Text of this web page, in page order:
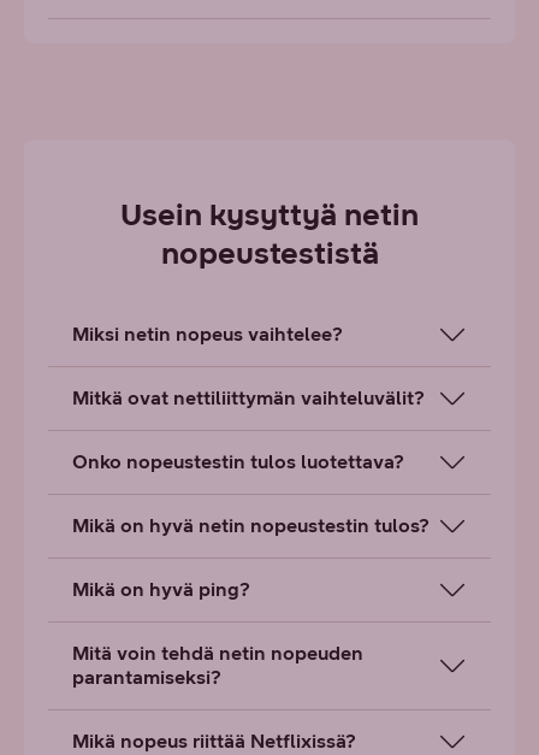
Usein kysyttyä netin
nopeustestistä
Miksi netin nopeus vaihtelee?
Mitkä ovat nettiliittymän vaihteluvälit?
Onko nopeustestin tulos luotettava?
Mikä on hyvä netin nopeustestin tulos?
Mikä on hyvä ping?
Mitä voin tehdä netin nopeuden
parantamiseksi?
Mikä nopeus riittää Netflixissä?